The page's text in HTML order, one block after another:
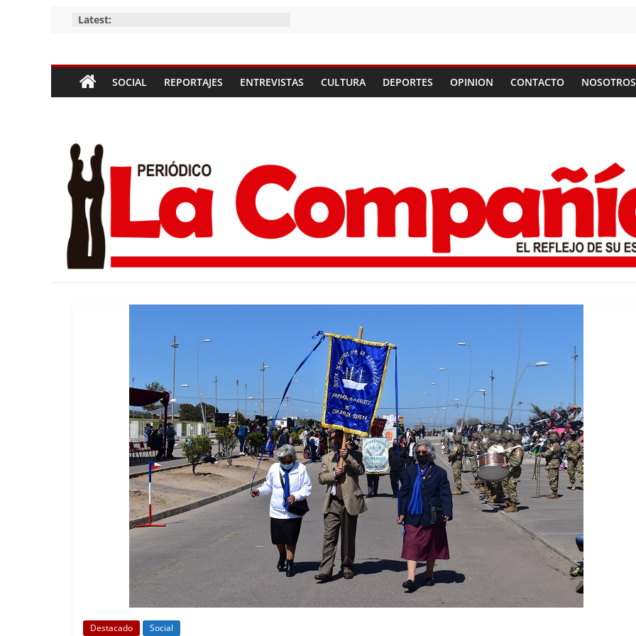
Latest:
Periódico
La
Compañía
Periódico
las
Compañías
SOCIAL REPORTAJES ENTREVISTAS CULTURA DEPORTES OPINION CONTACTO NOSOTROS
Destacado Social
Destacado Foco Vecinal
Municipio realiza limpieza
en microbasural